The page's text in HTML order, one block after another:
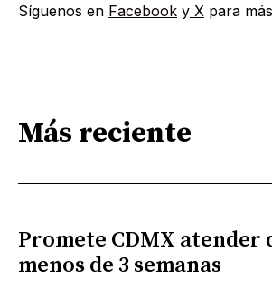
Síguenos en Facebook y X para
Más reciente
Promete CDMX atender
menos de 3 semanas